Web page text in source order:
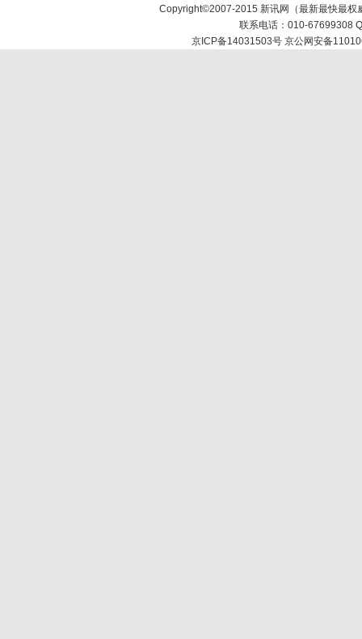
Copyright©2007-2015 新讯网（最新最快最权
联系电话：010-67699308
京ICP备14031503号 京公网安备